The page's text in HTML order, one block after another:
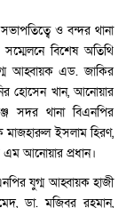
ও বন্দর থানা
বিশেষ অতিথি
আহ্বায়ক এড. জাকির
হোসেন খান, আনোয়ার
সদর থানা বিএনপির
ইসলাম হিরণ,
আনোয়ার প্রধান।
যুগ্ম আহ্বায়ক হাজী
ডা. মজিবুর রহমান,